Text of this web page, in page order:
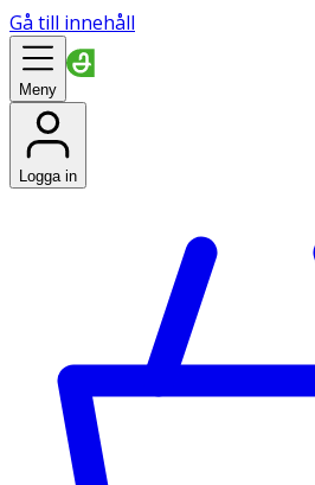
Gå till innehåll
Meny
Logga in